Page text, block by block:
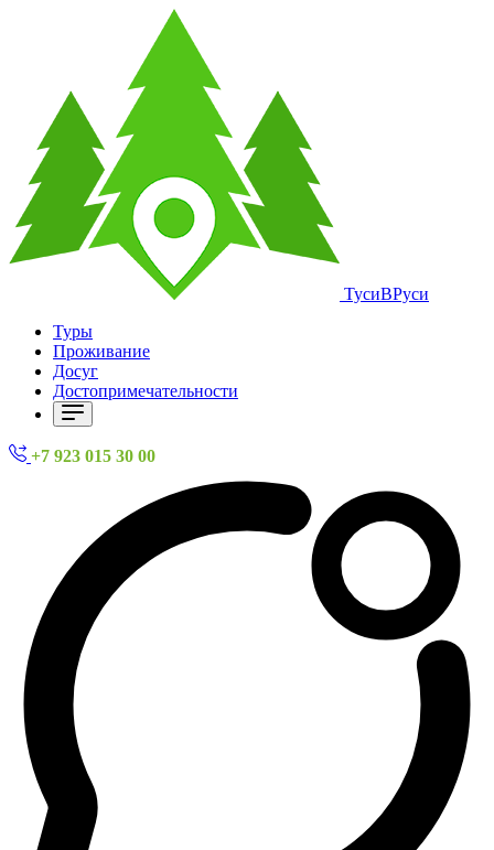
ТусиВРуси
Туры
Проживание
Досуг
Достопримечательности
+7 923 015 30 00